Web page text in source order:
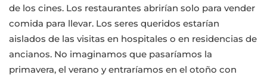
de los cines. Los restaurantes abrirían solo para vender
comida para llevar. Los seres queridos estarían
aislados de las visitas en hospitales o en residencias de
ancianos. No imaginamos que pasaríamos la
primavera, el verano y entraríamos en el otoño con